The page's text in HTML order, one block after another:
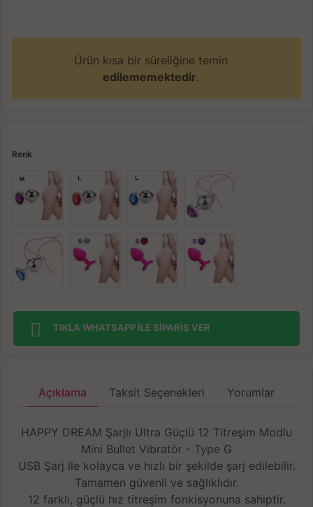
Ürün kısa bir süreliğine temin
edilememektedir.
Renk
TIKLA WHATSAPP İLE SİPARİŞ VER
Açıklama Taksit Seçenekleri Yorumlar
HAPPY DREAM Şarjlı Ultra Güçlü 12 Titreşim Modlu
Mini Bullet Vibratör - Type G
USB Şarj ile kolayca ve hızlı bir şekilde şarj edilebilir.
Tamamen güvenli ve sağlıklıdır.
12 farklı, güçlü hız titreşim fonkisyonuna sahiptir.